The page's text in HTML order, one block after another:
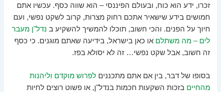
זכרו, ידע הוא כוח, ובעולם הפיננסי – הוא שווה כסף. עכשיו אתם
חמושים בידע שישאיר אתכם רחוק מצרות, קרוב לשקט נפשי, ועם
חיוך על הפנים. והכי חשוב, תוכלו להמשיך להשקיע ב נדל"ן מעבר
לים – מה משתלם או כאן בישראל, בידיעה שאתם מוגנים. כי כסף
זה חשוב, אבל שקט נפשי… זה לא יסולא בפז.
בסופו של דבר, בין אם אתם מתכנניםלפרוש מוקדם וליהנות
מהחיים בזכות השקעות חכמות בנדל"ן, או פשוט רוצים לחיות